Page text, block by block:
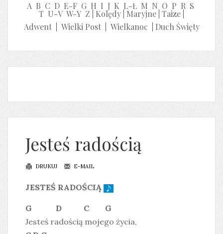
A B C D E-F G H I J K L-Ł M N O P R S
T U-V W-Y Z Kolędy Maryjne Taize
Adwent| Wielki Post| Wielkanoc Duch Święty
Jesteś radością
DRUKUJ E-MAIL
JESTEŚ RADOŚCIĄ
G D C G
Jesteś radością mojego życia,